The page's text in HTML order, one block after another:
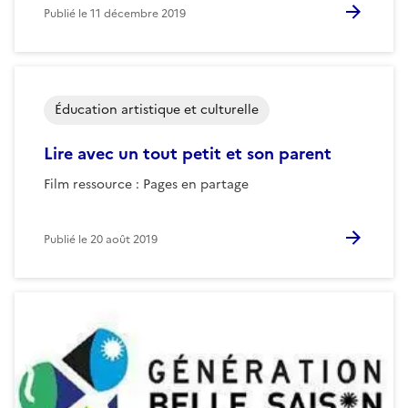
Publié le11 décembre 2019
Lire avec un tout petit et son parent
Film ressource : Pages en partage
Éducation artistique et culturelle
Publié le20 août 2019